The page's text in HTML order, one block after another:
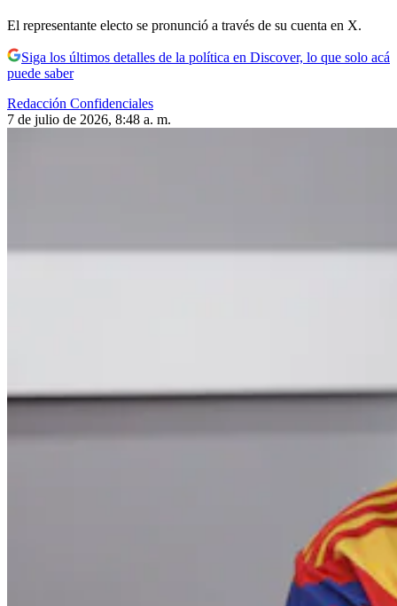
El representante electo se pronunció a través de su cuenta en X.
Siga los últimos detalles de la política en Discover, lo que solo acá
puede saber
Redacción Confidenciales
7 de julio de 2026, 8:48 a. m.